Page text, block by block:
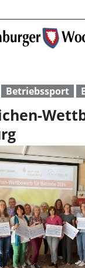
Betriebssport